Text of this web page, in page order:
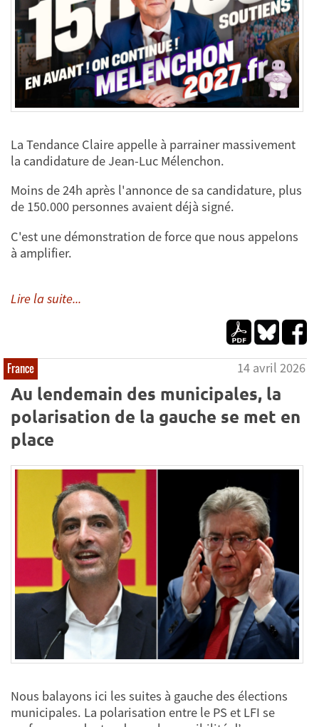
La Tendance Claire appelle à parrainer massivement
la candidature de Jean-Luc Mélenchon.
Moins de 24h après l'annonce de sa candidature, plus
de 150.000 personnes avaient déjà signé.
C'est une démonstration de force que nous appelons
à amplifier.
Lire la suite...
France 14 avril 2026
Au lendemain des municipales, la
polarisation de la gauche se met en
place
Nous balayons ici les suites à gauche des élections
municipales. La polarisation entre le PS et LFI se